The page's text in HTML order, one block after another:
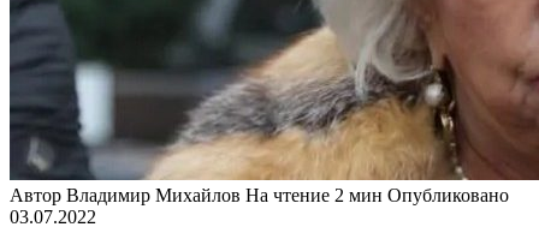
Автор Владимир Михайлов На чтение 2 мин Опубликовано
03.07.2022